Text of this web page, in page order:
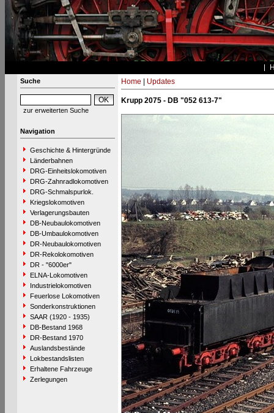
Suche
zur erweiterten Suche
Navigation
Geschichte & Hintergründe
Länderbahnen
DRG-Einheitslokomotiven
DRG-Zahnradlokomotiven
DRG-Schmalspurlok.
Kriegslokomotiven
Verlagerungsbauten
DB-Neubaulokomotiven
DB-Umbaulokomotiven
DR-Neubaulokomotiven
DR-Rekolokomotiven
DR - "6000er"
ELNA-Lokomotiven
Industrielokomotiven
Feuerlose Lokomotiven
Sonderkonstruktionen
SAAR (1920 - 1935)
DB-Bestand 1968
DR-Bestand 1970
Auslandsbestände
Lokbestandslisten
Erhaltene Fahrzeuge
Zerlegungen
Home Updates
Krupp 2075 - DB "052 613-7"